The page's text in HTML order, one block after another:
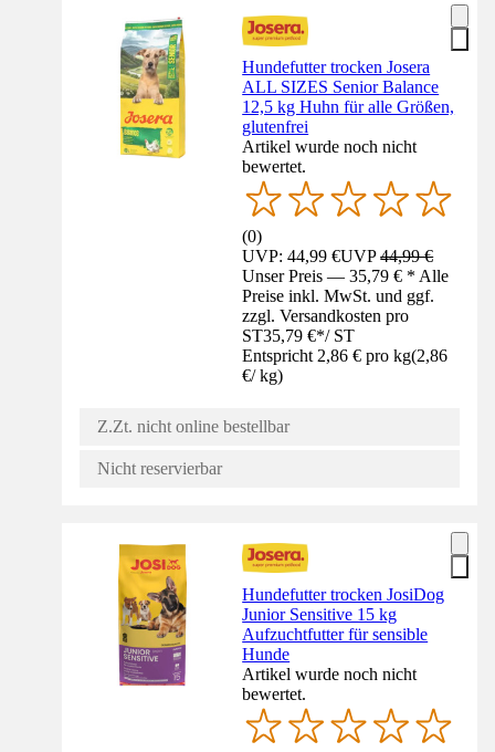
Hundefutter trocken Josera
ALL SIZES Senior Balance
12,5 kg Huhn für alle Größen,
glutenfrei
Artikel wurde noch nicht
bewertet.
(0)
UVP: 44,99 €UVP44,99 €
Unser Preis — 35,79 € * Alle
Preise inkl. MwSt. und ggf.
zzgl. Versandkosten pro
ST35,79 €*/ ST
Entspricht 2,86 € pro kg(2,86
€/ kg)
Z.Zt. nicht online bestellbar
Nicht reservierbar
Hundefutter trocken JosiDog
Junior Sensitive 15 kg
Aufzuchtfutter für sensible
Hunde
Artikel wurde noch nicht
bewertet.